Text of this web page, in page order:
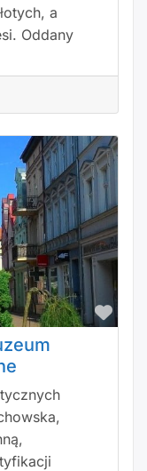
a
Oddany